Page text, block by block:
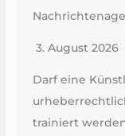
3. August 2026
Darf eine
trainiert